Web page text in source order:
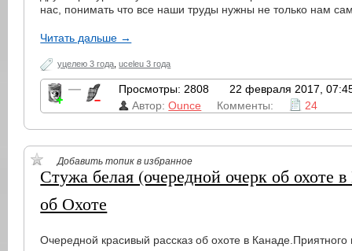
нас, понимать что все наши труды нужны не только нам
Читать дальше →
уцелею 3 года ,uceleu 3 года
— Просмотры: 2808
22 февраля 2017,
Автор:Ounce Комменты: 24
Добавить топик в избранное
Стужа белая (очередной очерк об охоте
об Охоте
Очередной красивый рассказ об охоте в Канаде.Приятного